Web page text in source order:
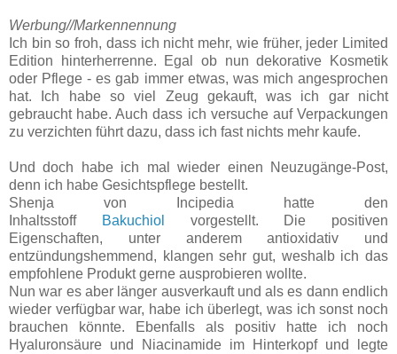
Werbung//Markennennung
Ich bin so froh, dass ich nicht mehr, wie früher, jeder Limited
Edition hinterherrenne. Egal ob nun dekorative Kosmetik
oder Pflege - es gab immer etwas, was mich angesprochen
hat. Ich habe so viel Zeug gekauft, was ich gar nicht
gebraucht habe. Auch dass ich versuche auf Verpackungen
zu verzichten führt dazu, dass ich fast nichts mehr kaufe.
Und doch habe ich mal wieder einen Neuzugänge-Post,
denn ich habe Gesichtspflege bestellt.
Shenja von Incipedia hatte den
Inhaltsstoff
Bakuchiol
vorgestellt. Die positiven
Eigenschaften, unter anderem antioxidativ und
entzündungshemmend, klangen sehr gut, weshalb ich das
empfohlene Produkt gerne ausprobieren wollte.
Nun war es aber länger ausverkauft und als es dann endlich
wieder verfügbar war, habe ich überlegt, was ich sonst noch
brauchen könnte. Ebenfalls als positiv hatte ich noch
Hyaluronsäure und Niacinamide im Hinterkopf und legte